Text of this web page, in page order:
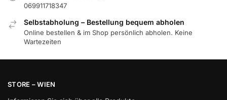
069911718347
Selbstabholung – Bestellung bequem abholen
Online bestellen & im Shop persönlich abholen. Keine
Wartezeiten
STORE – WIEN